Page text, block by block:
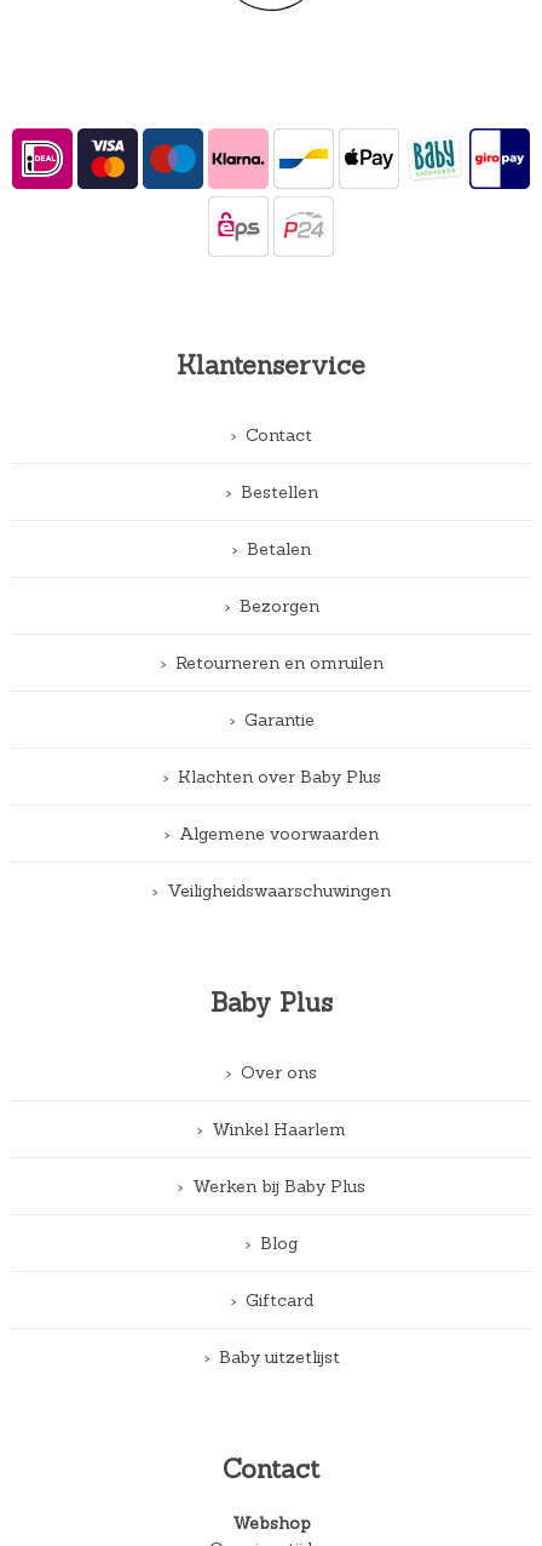
Klantenservice
Contact
Bestellen
Betalen
Bezorgen
Retourneren en omruilen
Garantie
Klachten over Baby Plus
Algemene voorwaarden
Veiligheidswaarschuwingen
Baby Plus
Over ons
Winkel Haarlem
Werken bij Baby Plus
Blog
Giftcard
Baby uitzetlijst
Contact
Webshop